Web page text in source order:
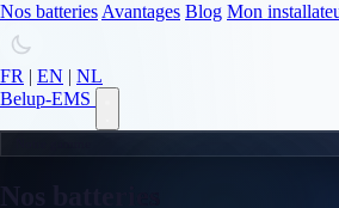
Nos batteries Avantages Blog Mon
FR | EN | NL
Belup-EMS